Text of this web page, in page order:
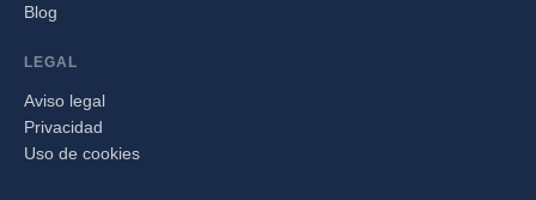
Blog
LEGAL
Aviso legal
Privacidad
Uso de cookies